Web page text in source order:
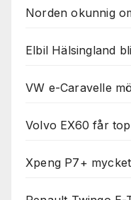
Norden okunnig
Elbil Hälsingland
VW e-Caravelle
Volvo EX60 får
Xpeng P7+